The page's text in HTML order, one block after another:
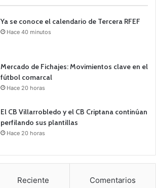
Ya se conoce el calendario de Tercera RFEF
Hace 40 minutos
Mercado de Fichajes: Movimientos clave en el
fútbol comarcal
Hace 20 horas
El CB Villarrobledo y el CB Criptana continúan
perfilando sus plantillas
Hace 20 horas
Reciente Comentarios